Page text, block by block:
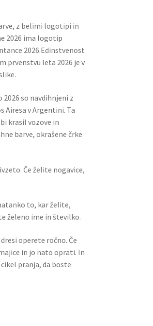
z belimi logotipi in
2026 ima logotip
2026.Edinstvenost
prvenstvu leta 2026 je v
so navdihnjeni z
v Argentini. Ta
krasil vozove in
barve, okrašene črke
Če želite nogavice,
to, kar želite,
želeno ime in številko.
operete ročno. Če
in jo nato oprati. In
pranja, da boste